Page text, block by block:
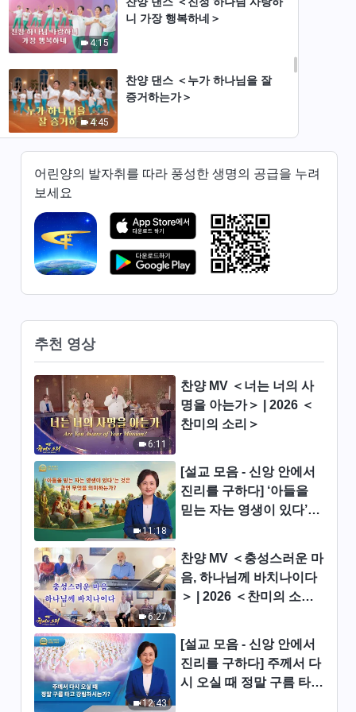
4:15
니 가장 행복하네＞
4:45
찬양 댄스 ＜누가 하나님을 잘
증거하는가＞
하나님 찬양하네＞
찬양 댄스 ＜나의 삶은 자유롭네
＞
3:29
찬양 댄스 ＜하나님나라의 아름
4:49
찬양 댄스 ＜하나님 향한 사랑의
노래 멈출 수 없네＞
3:53
찬양 댄스 ＜하나님은 내 마음속
에＞
4:19
찬양 댄스 ＜인자가 땅에 강림하
셨네＞
4:37
찬양 댄스 ＜그리스도의 나라가
실현되었네＞
어린양의 발자취를 따라 풍성한 생명의 공급을 누려
보세요
추천 영상
6:11
찬양 MV ＜너는 너의 사
명을 아는가＞ | 2026 ＜
찬미의 소리＞
11:18
[설교 모음 - 신앙 안에서
진리를 구하다] ‘아들을
믿는 자는 영생이 있다’는
6:27
찬양 MV ＜충성스러운 마
음, 하나님께 바치나이다
＞ | 2026 ＜찬미의 소리
12:43
[설교 모음 - 신앙 안에서
진리를 구하다] 주께서 다
시 오실 때 정말 구름 타고